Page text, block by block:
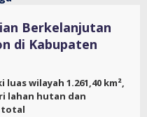
Berkelanjutan
di Kabupaten
wilayah 1.261,40 km²,
lahan hutan dan
total